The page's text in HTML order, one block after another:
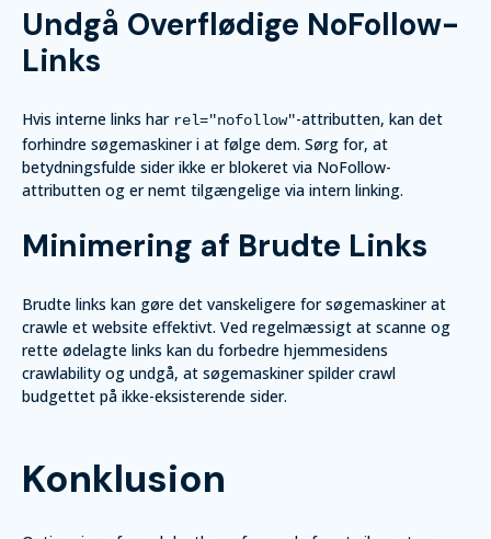
Undgå Overflødige NoFollow-
Links
Hvis interne links har rel="nofollow"-attributten, kan det
forhindre søgemaskiner i at følge dem. Sørg for, at
betydningsfulde sider ikke er blokeret via NoFollow-
attributten og er nemt tilgængelige via intern linking.
Minimering af Brudte Links
Brudte links kan gøre det vanskeligere for søgemaskiner at
crawle et website effektivt. Ved regelmæssigt at scanne og
rette ødelagte links kan du forbedre hjemmesidens
crawlability og undgå, at søgemaskiner spilder crawl
budgettet på ikke-eksisterende sider.
Konklusion